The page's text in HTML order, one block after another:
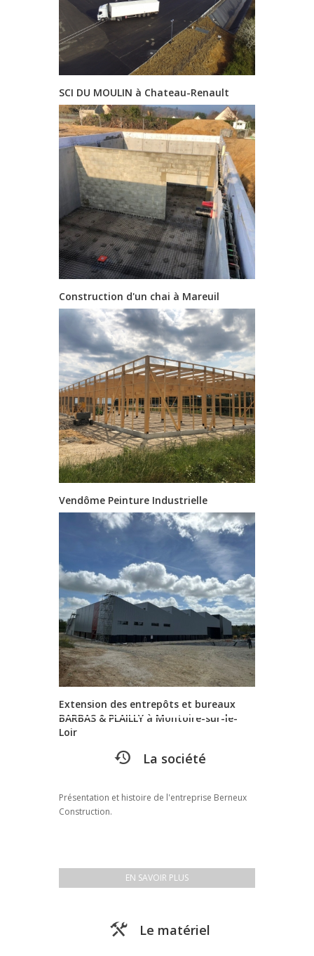
SCI DU MOULIN à Chateau-Renault
Construction d'un chai à Mareuil
Vendôme Peinture Industrielle
Extension des entrepôts et bureaux
BARBAS & PLAILLY à Montoire-sur-le-
Loir
La société
Présentation et histoire de l'entreprise Berneux
Construction.
EN SAVOIR PLUS
Le matériel